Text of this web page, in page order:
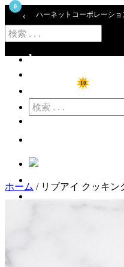
‹ ハーネットコーポレーショ
home
10
0
ログイン
アカウント登録
ホーム / リブアイ クッキン